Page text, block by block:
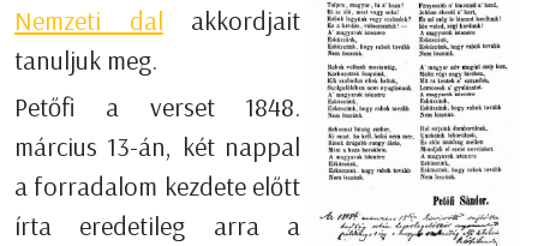
Nemzeti dal akkordjait
tanuljuk meg.
Petőfi a verset 1848.
március 13-án, két nappal
a forradalom kezdete előtt
írta eredetileg arra a